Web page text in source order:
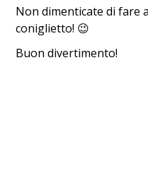
Non dimenticate di fare
coniglietto! 😉
Buon divertimento!